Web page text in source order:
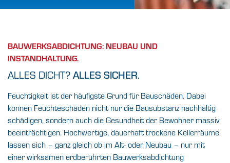
Die Qualität eines Gebäudes steht und fällt
Müssen Sie mit uns nicht machen.
FINDEN SIE IHREN BAUFACHHANDEL VOR
ORT
BAUWERKSABDICHTUNG: NEUBAU UND
INSTANDHALTUNG.
ALLES DICHT? ALLES SICHER.
Feuchtigkeit ist der häufigste Grund für Bauschäden. Dabei
können Feuchteschäden nicht nur die Bausubstanz nachhaltig
schädigen, sondern auch die Gesundheit der Bewohner massiv
beeinträchtigen. Hochwertige, dauerhaft trockene Kellerräume
lassen sich – ganz gleich ob im Alt- oder Neubau – nur mit
einer wirksamen erdberührten Bauwerksabdichtung